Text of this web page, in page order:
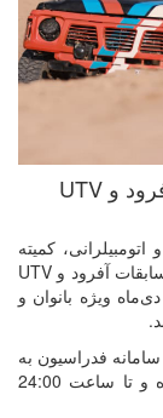
زمان و میزبان چهارمین دوره مسابقات آفرود و UTV
کمیته
آفرود و UTV
قهرمانی کشور روزهای پنجشنبه و جمعه، 25 و ۲۶ دی‌ماه ﻭﯾﮋﻩ ﺑﺎﻧﻮﺍﻥ ﻭ
فدراسیون به
از روز 7 دی آغاز شده و تا ساعت 24:00